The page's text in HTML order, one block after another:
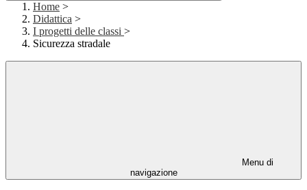
Home >
Didattica >
I progetti delle classi >
Sicurezza stradale
Menu di
navigazione